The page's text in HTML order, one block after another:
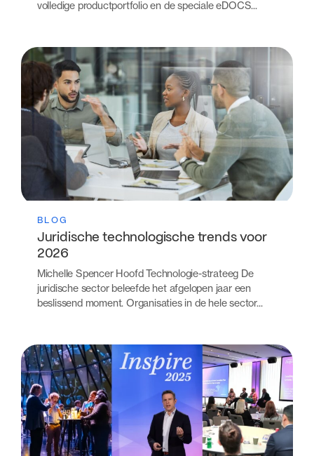
volledige productportfolio en de speciale eDOCS...
BLOG
Juridische technologische trends voor
2026
Michelle Spencer Hoofd Technologie-strateeg De
juridische sector beleefde het afgelopen jaar een
beslissend moment. Organisaties in de hele sector...